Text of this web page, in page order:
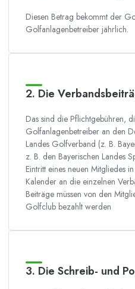
Diesen Betrag bekommt der
Golfanlagenbetreiber jährlich.
2. Die
Das sind die Pflichtgebühren,
Golfanlagenbetreiber an den
Landes Golfverband (z. B.
z. B. den Bayerischen Landes
Eintritt eines neuen Mitgliedes
Kalender an die einzelnen
Beiträge müssen von den
Golfclub bezahlt werden
3. Die Schreib- und